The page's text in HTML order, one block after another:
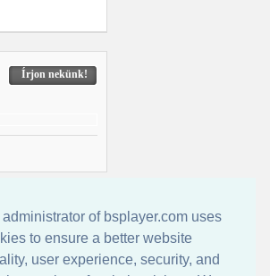
of bsplayer.com uses
to ensure a better website
user experience, security, and
Írjon nekünk!